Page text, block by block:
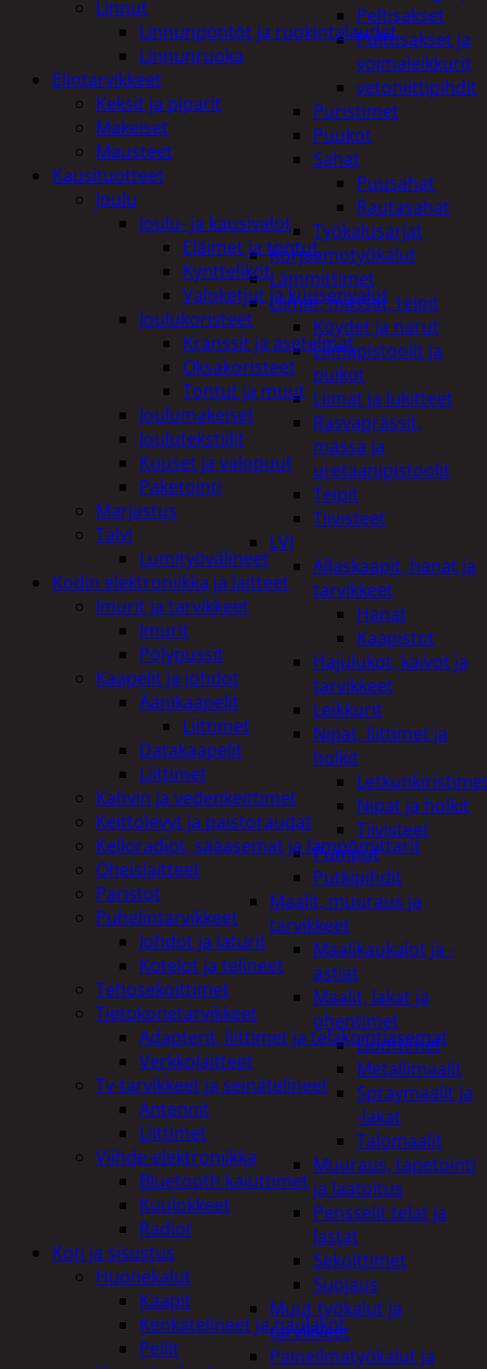
Peltisakset
Pulttisakset ja
voimaleikkurit
vetoniittipihdit
Puristimet
Puukot
Sahat
Puusahat
Rautasahat
Työkalusarjat
Korjaamotyökalut
Lämmittimet
Liimat, massat, teipit
Köydet ja narut
Liimapistoolit ja
puikot
Liimat ja lukitteet
Rasvaprässit,
massa ja
uretaanipistoolit
Teipit
Tiivisteet
LVI
Allaskaapit, hanat ja
tarvikkeet
Hanat
Kaapistot
Hajulukot, kaivot ja
tarvikkeet
Leikkurit
Nipat, liittimet ja
holkit
Nipat ja holkit
Tiivisteet
Pumput
Putkipihdit
Maalit, muuraus ja
tarvikkeet
Maalikaukalot ja -
astiat
Maalit, lakat ja
ohentimet
Liuottimet
Metallimaalit
Spraymaalit ja
-lakat
Talomaalit
Muuraus, tapetointi
ja laatoitus
Pensselit telat ja
lastat
Sekoittimet
Suojaus
Muut työkalut ja
tarvikkeet
Paineilmatyökalut ja
Linnut
Linnunpöntöt ja ruokintalaudat
Linnunruoka
Elintarvikkeet
Keksit ja piparit
Makeiset
Mausteet
Kausituotteet
Joulu
Joulu- ja kausivalot
Eläimet ja tontut
Kyntteliköt
Valoketjut ja kuusenvalot
Joulukoristeet
Kranssit ja asetelmat
Oksakoristeet
Tontut ja muut
Joulumakeiset
Joulutekstiilit
Kuuset ja valopuut
Paketointi
Marjastus
Talvi
Lumityövälineet
Kodin elektroniikka ja laitteet
Imurit ja tarvikkeet
Imurit
Pölypussit
Kaapelit ja johdot
Äänikaapelit
Liittimet
Datakaapelit
Liittimet
Kahvin ja vedenkeittimet
Keittolevyt ja paistoraudat
Kelloradiot, sääasemat ja lämpömittarit
Oheislaitteet
Paristot
Puhelintarvikkeet
Johdot ja laturit
Kotelot ja telineet
Tehosekoittimet
Tietokonetarvikkeet
Adapterit, liittimet ja telakointiasemat
Verkkolaitteet
Tv-tarvikkeet ja seinätelineet
Antennit
Liittimet
Viihde-elektroniikka
Bluetooth kaiuttimet
Kuulokkeet
Radiot
Koti ja sisustus
Huonekalut
Kaapit
Kenkätelineet ja naulakot
Peilit